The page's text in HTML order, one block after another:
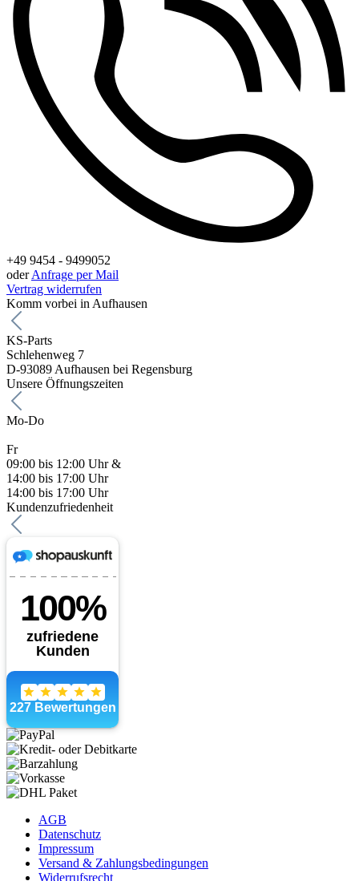
+49 9454 - 9499052
oderAnfrage per Mail
Vertrag widerrufen
Komm vorbei in Aufhausen
KS-Parts
Schlehenweg 7
D-93089 Aufhausen bei Regensburg
Unsere Öffnungszeiten
Mo-Do
Fr
09:00 bis 12:00 Uhr &
14:00 bis 17:00 Uhr
14:00 bis 17:00 Uhr
Kundenzufriedenheit
AGB
Datenschutz
Impressum
Versand & Zahlungsbedingungen
Widerrufsrecht